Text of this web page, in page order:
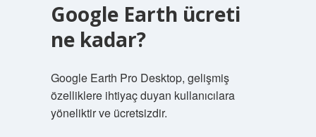
Google Earth ücreti
ne kadar?
Google Earth Pro Desktop, gelişmiş
özelliklere ihtiyaç duyan kullanıcılara
yöneliktir ve ücretsizdir.